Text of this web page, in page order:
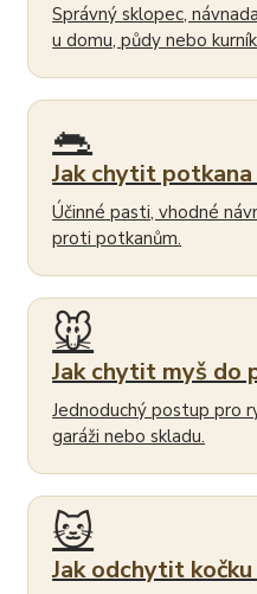
Správný sklopec,
u domu, půdy nebo
🐀
Jak chytit
Účinné pasti, vhodné
proti potkanům.
🐭
Jak chytit myš do
Jednoduchý postup pro
garáži nebo skladu.
🐱
Jak odchytit